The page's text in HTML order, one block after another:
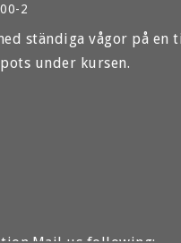
2
ständiga vågor på en
under kursen.